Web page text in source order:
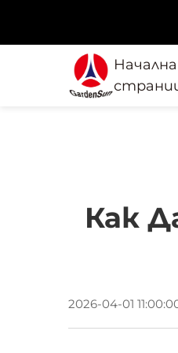
Начална
Как
2026-04-01